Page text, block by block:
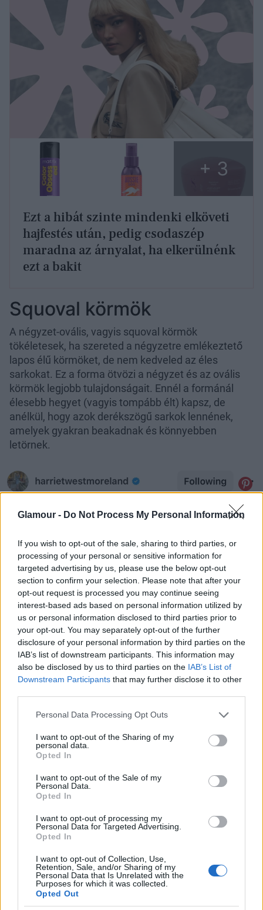
Glamour - Do Not Process My Personal Information
If you wish to opt-out of the sale, sharing to third parties, or
processing of your personal or sensitive information for
targeted advertising by us, please use the below opt-out
section to confirm your selection. Please note that after your
opt-out request is processed you may continue seeing
interest-based ads based on personal information utilized by
us or personal information disclosed to third parties prior to
your opt-out. You may separately opt-out of the further
disclosure of your personal information by third parties on the
IAB’s list of downstream participants. This information may
also be disclosed by us to third parties on the IAB’s List of
Downstream Participants that may further disclose it to other
Please note that this website/app uses one or more Google
not limited to your visit or usage behaviour. You may click to
grant or deny consent to Google and its third-party tags to
use your data for below specified purposes in below Google
consent section.
Personal Data Processing Opt Outs
I want to opt-out of the Sharing of my
personal data.
Opted In
I want to opt-out of the Sale of my
Personal Data.
Opted In
I want to opt-out of processing my
Personal Data for Targeted Advertising.
Opted In
I want to opt-out of Collection, Use,
Retention, Sale, and/or Sharing of my
Personal Data that Is Unrelated with the
Purposes for which it was collected.
Opted Out
Ezt a hibát szinte mindenki elköveti
hajfestés után, pedig csodaszép
maradna az árnyalat, ha elkerülnénk
ezt a bakit
+ 3
Squoval körmök
A négyzet-ovális, vagyis squoval körmök
tökéletesek, ha szereted a négyzetre emlékeztető
lapos élű körmöket, de nem kedveled az éles
sarkokat. Ez a forma ötvözi a négyzet és az ovális
körmök legjobb tulajdonságait. Ennél a formánál
élesebb hegyet (vagyis tompább élt) kapsz, de
anélkül, hogy azok derékszögű sarkok lennének,
amelyek gyakran beakadnak és könnyebben
letörnek.
Időtálló klasszikus, a francia manikűrtől kezdve az
egyszínű körmökön át, és a legfeltűnőbb dizájn is jól áll